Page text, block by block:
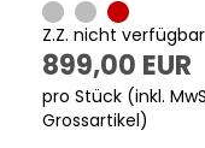
Z.Z. nicht verfügbar
899,00 EUR
pro Stück (inkl.
Grossartikel)